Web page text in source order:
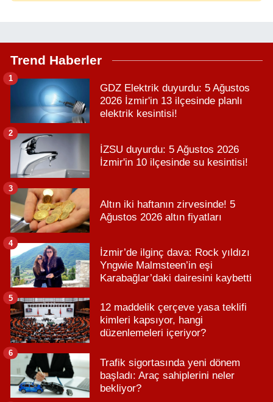
Trend Haberler
GDZ Elektrik duyurdu: 5 Ağustos
2026 İzmir'in 13 ilçesinde planlı
elektrik kesintisi!
1
İZSU duyurdu: 5 Ağustos 2026
İzmir'in 10 ilçesinde su kesintisi!
2
Altın iki haftanın zirvesinde! 5
Ağustos 2026 altın fiyatları
3
İzmir’de ilginç dava: Rock yıldızı
Yngwie Malmsteen’in eşi
Karabağlar’daki dairesini kaybetti
4
12 maddelik çerçeve yasa teklifi
kimleri kapsıyor, hangi
düzenlemeleri içeriyor?
5
Trafik sigortasında yeni dönem
başladı: Araç sahiplerini neler
bekliyor?
6